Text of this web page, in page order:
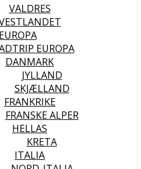
VALDRES
EUROPA
EUROPA
DANMARK
JYLLAND
SKJÆLLAND
FRANKRIKE
FRANSKE ALPER
HELLAS
KRETA
ITALIA